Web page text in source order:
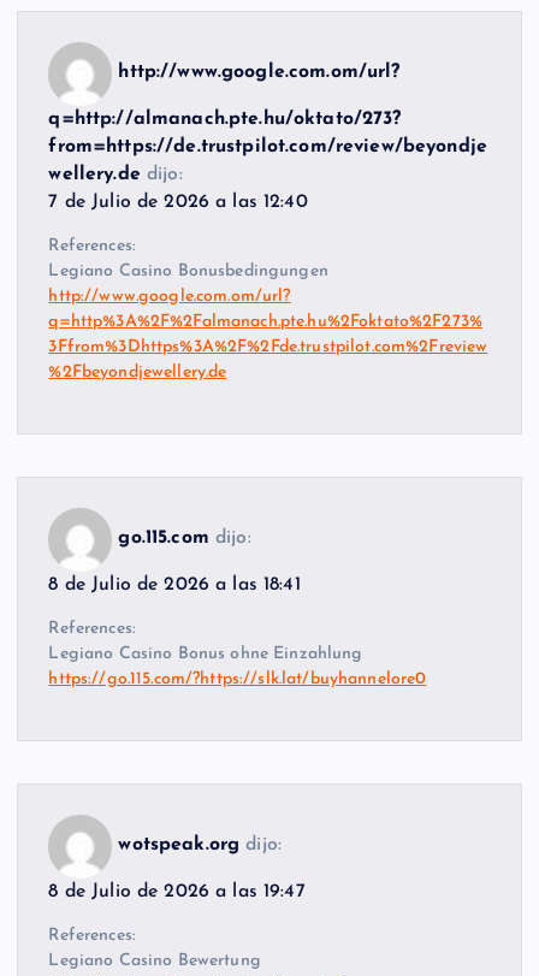
http://www.google.com.om/url?
q=http://almanach.pte.hu/oktato/273?
from=https://de.trustpilot.com/review/beyondje
wellery.de dijo:
7 de Julio de 2026 a las 12:40
References:
Legiano Casino Bonusbedingungen
http://www.google.com.om/url?
q=http%3A%2F%2Falmanach.pte.hu%2Foktato%2F273%
3Ffrom%3Dhttps%3A%2F%2Fde.trustpilot.com%2Freview
%2Fbeyondjewellery.de
go.115.com dijo:
8 de Julio de 2026 a las 18:41
References:
Legiano Casino Bonus ohne Einzahlung
https://go.115.com/?https://slk.lat/buyhannelore0
wotspeak.org dijo:
8 de Julio de 2026 a las 19:47
References:
Legiano Casino Bewertung